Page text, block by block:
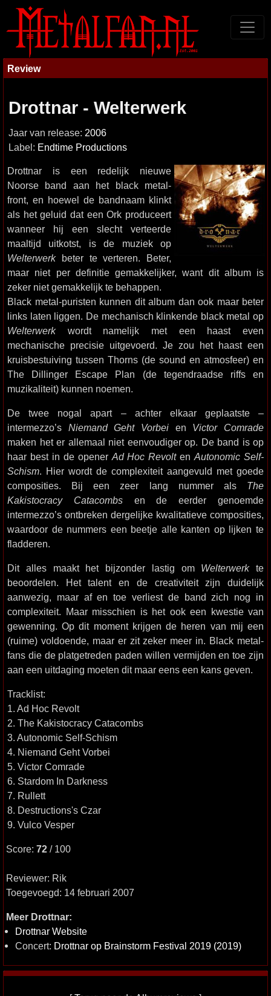
Review
Drottnar - Welterwerk
Jaar van release: 2006
Label: Endtime Productions
Drottnar is een redelijk nieuwe
Noorse band aan het black metal-
front, en hoewel de bandnaam klinkt
als het geluid dat een Ork produceert
wanneer hij een slecht verteerde
maaltijd uitkotst, is de muziek op
Welterwerkbeter te verteren. Beter,
maar niet per definitie gemakkelijker, want dit album is
zeker niet gemakkelijk te behappen.
Black metal-puristen kunnen dit album dan ook maar beter
links laten liggen. De mechanisch klinkende black metal op
Welterwerkwordt namelijk met een haast even
mechanische precisie uitgevoerd. Je zou het haast een
kruisbestuiving tussen Thorns (de sound en atmosfeer) en
The Dillinger Escape Plan (de tegendraadse riffs en
muzikaliteit) kunnen noemen.
De twee nogal apart – achter elkaar geplaatste –
intermezzo’s Niemand Geht Vorbei en Victor Comrade
maken het er allemaal niet eenvoudiger op. De band is op
haar best in de opener Ad Hoc RevoltenAutonomic Self-
Schism. Hier wordt de complexiteit aangevuld met goede
composities. Bij een zeer lang nummer als The
Kakistocracy Catacombsen de eerder genoemde
intermezzo’s ontbreken dergelijke kwalitatieve composities,
waardoor de nummers een beetje alle kanten op lijken te
fladderen.
Dit alles maakt het bijzonder lastig om Welterwerkte
beoordelen. Het talent en de creativiteit zijn duidelijk
aanwezig, maar af en toe verliest de band zich nog in
complexiteit. Maar misschien is het ook een kwestie van
gewenning. Op dit moment krijgen de heren van mij een
(ruime) voldoende, maar er zit zeker meer in. Black metal-
fans die de platgetreden paden willen vermijden en toe zijn
aan een uitdaging moeten dit maar eens een kans geven.
Tracklist:
1. Ad Hoc Revolt
2. The Kakistocracy Catacombs
3. Autonomic Self-Schism
4. Niemand Geht Vorbei
5. Victor Comrade
6. Stardom In Darkness
7. Rullett
8. Destructions's Czar
9. Vulco Vesper
Score: 72 / 100
Reviewer: Rik
Toegevoegd: 14 februari 2007
Meer Drottnar:
Drottnar Website
Concert: Drottnar op Brainstorm Festival 2019 (2019)